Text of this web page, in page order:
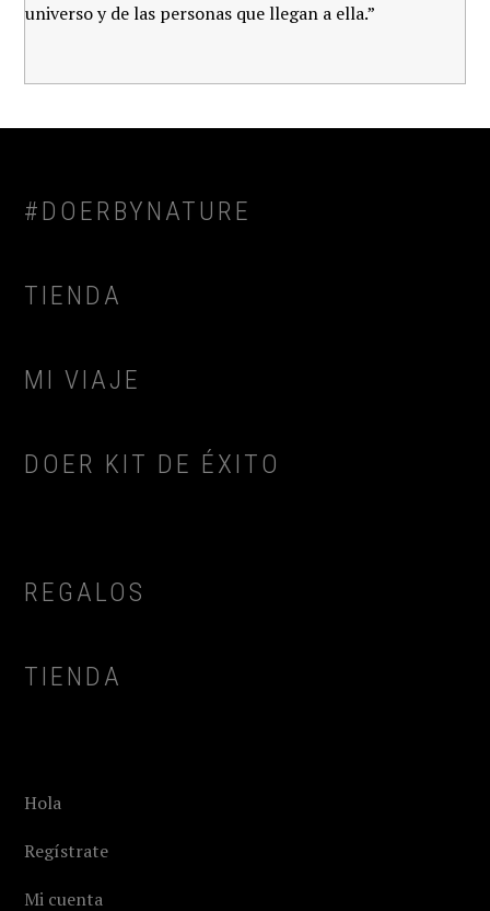
universo y de las personas que llegan a ella.”
FOOTER
#DOERBYNATURE
TIENDA
MI VIAJE
DOER KIT DE ÉXITO
REGALOS
TIENDA
Hola
Regístrate
Mi cuenta